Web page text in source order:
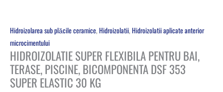
Hidroizolarea sub plăcile ceramice, Hidroizolatii, Hidroizolatii aplicate anterior
microcimentului
HIDROIZOLATIE SUPER FLEXIBILA PENTRU BAI,
TERASE, PISCINE, BICOMPONENTA DSF 353
SUPER ELASTIC 30 KG